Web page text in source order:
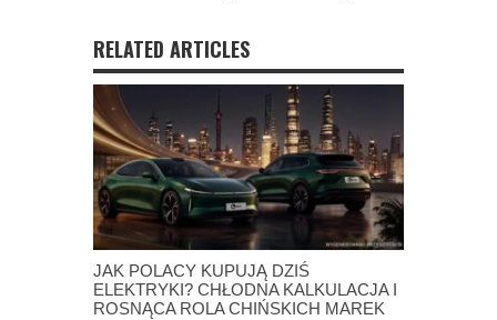
RELATED ARTICLES
JAK POLACY KUPUJĄ DZIŚ
ELEKTRYKI? CHŁODNA KALKULACJA I
ROSNĄCA ROLA CHIŃSKICH MAREK